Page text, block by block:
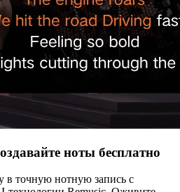
ноты бесплатно
в точную нотную запись с